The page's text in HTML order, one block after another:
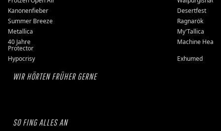
Kanonenfieber
Desertfest
Summer Breeze
Ragnarök
Metallica
My'Tallica
40 Jahre
Protector
Machine Head
Hypocrisy
Exhumed
WIR HÖRTEN FRÜHER GERNE
SO FING ALLES AN